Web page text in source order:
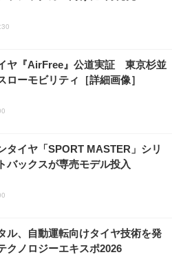
ヤ『AirFree』公道実証 東京杉並
ローモビリティ［詳細画像］
タイヤ「SPORT MASTER」シリ
バックスが専売モデル投入
ル、自動運転向けタイヤ技術を発
クノロジーエキスポ2026